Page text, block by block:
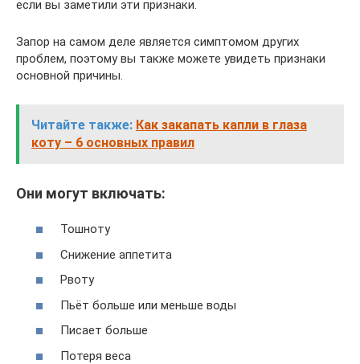
если вы заметили эти признаки.
Запор на самом деле является симптомом других
проблем, поэтому вы также можете увидеть признаки
основной причины.
Читайте также: Как закапать капли в глаза
коту – 6 основных правил
Они могут включать:
Тошноту
Снижение аппетита
Рвоту
Пьёт больше или меньше воды
Писает больше
Потеря веса